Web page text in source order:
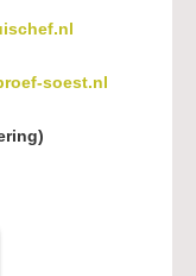
soest.nl